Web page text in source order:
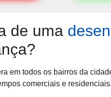
de uma
em todos os bairros da
comerciais e residenciais.